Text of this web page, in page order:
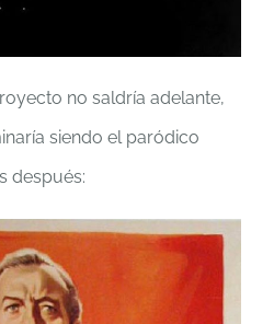
no saldría adelante,
siendo el paródico
después: